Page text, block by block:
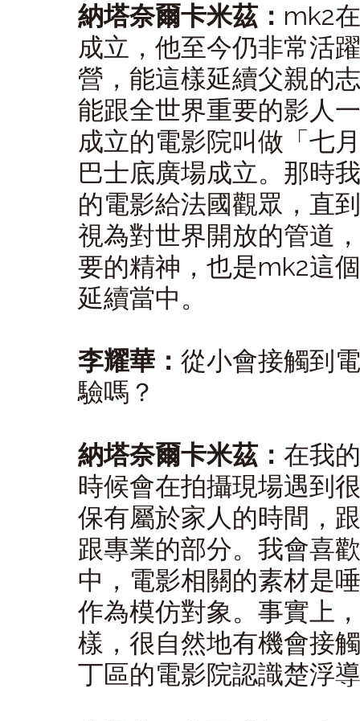
納塔奈爾卡米茲： mk2
成立，他至今仍非常活
營，能這樣延續父親的
能跟全世界重要的影人
成立的電影院叫做「七
巴士底廣場成立。那時
的電影給法國觀眾，直
視為對世界開放的管道
要的精神，也是mk2這
延續當中。
李耀華： 從小會接觸到
驗嗎？
納塔奈爾卡米茲： 在我
時候會在拍攝現場遇到
保有屬於家人的時間，
跟專業的部分。我會喜
中，電影相關的素材是
作為模仿對象。事實上
樣，很自然地有機會接
丁區的電影院認識楚浮